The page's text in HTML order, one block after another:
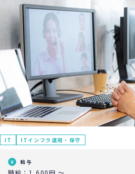
IT ITインフラ運用・保守
給与
時給：1,600円 ～